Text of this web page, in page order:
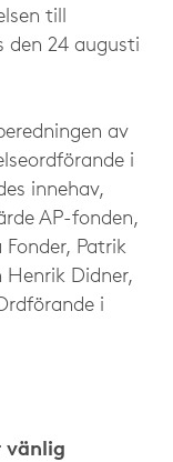
till
den 24 augusti
av
i
innehav,
AP-fonden,
Patrik
Henrik Didner,
i
vänlig